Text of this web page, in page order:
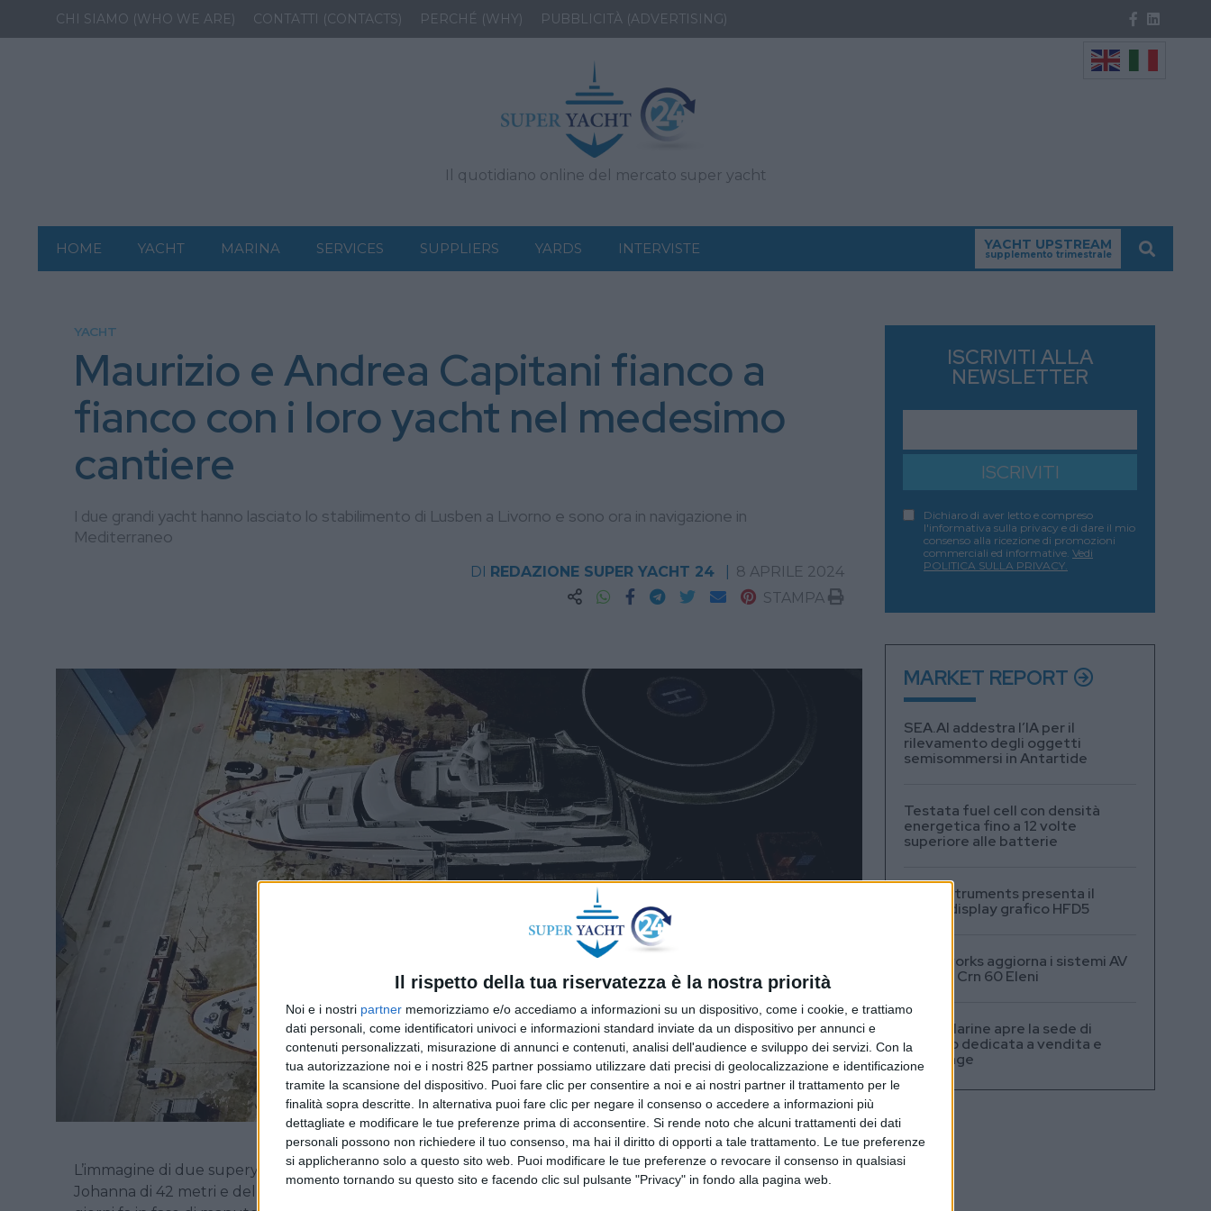
Il rispetto della tua riservatezza è la nostra priorità
Noi e i nostri partner memorizziamo e/o accediamo a informazioni su un dispositivo, come i cookie, e trattiamo
dati personali, come identificatori univoci e informazioni standard inviate da un dispositivo per annunci e
contenuti personalizzati, misurazione di annunci e contenuti, analisi dell'audience e sviluppo dei servizi. Con la
tua autorizzazione noi e i nostri 825 partner possiamo utilizzare dati precisi di geolocalizzazione e identificazione
tramite la scansione del dispositivo. Puoi fare clic per consentire a noi e ai nostri partner il trattamento per le
finalità sopra descritte. In alternativa puoi fare clic per negare il consenso o accedere a informazioni più
dettagliate e modificare le tue preferenze prima di acconsentire. Si rende noto che alcuni trattamenti dei dati
personali possono non richiedere il tuo consenso, ma hai il diritto di opporti a tale trattamento. Le tue preferenze
si applicheranno solo a questo sito web. Puoi modificare le tue preferenze o revocare il consenso in qualsiasi
momento tornando su questo sito e facendo clic sul pulsante "Privacy" in fondo alla pagina web.
CHI SIAMO (WHO WE ARE) CONTATTI (CONTACTS) PERCHÉ (WHY) PUBBLICITÀ (ADVERTISING)
Il quotidiano online del mercato super yacht
HOME YACHT MARINA SERVICES SUPPLIERS YARDS INTERVISTE YACHT UPSTREAM
supplemento trimestrale
YACHT
Maurizio e Andrea Capitani fianco a
fianco con i loro yacht nel medesimo
cantiere
I due grandi yacht hanno lasciato lo stabilimento di Lusben a Livorno e sono ora in navigazione in
Mediterraneo
DI REDAZIONE SUPER YACHT 24
8 APRILE 2024
STAMPA
L’immagine di due superyacht Benetti affiancati in un cantiere è comparsa su Linkedin: si tratta del
Johanna di 42 metri e del Hoshi di 35 metri. La particolarità è che ‘i due fratelli’, che si trovavano fino a pochi
ISCRIVITI ALLA
NEWSLETTER
ISCRIVITI
Dichiaro di aver letto e compreso
l'informativa sulla privacy e di dare il mio
consenso alla ricezione di promozioni
commerciali ed informative. Vedi
POLITICA SULLA PRIVACY.
MARKET REPORT
SEA.AI addestra l’IA per il
rilevamento degli oggetti
semisommersi in Antartide
Testata fuel cell con densità
energetica fino a 12 volte
superiore alle batterie
A+T Instruments presenta il
nuovo display grafico HFD5
Videoworks aggiorna i sistemi AV
e IT del Crn 60 Eleni
Navis Marine apre la sede di
Monaco dedicata a vendita e
brokerage